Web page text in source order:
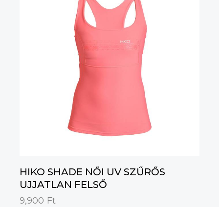
HIKO SHADE NŐI UV SZŰRŐS
UJJATLAN FELSŐ
9,900 Ft